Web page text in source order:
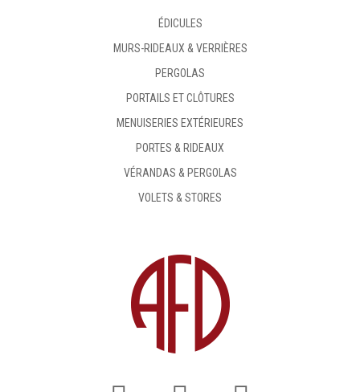
ÉDICULES
MURS-RIDEAUX & VERRIÈRES
PERGOLAS
PORTAILS ET CLÔTURES
MENUISERIES EXTÉRIEURES
PORTES & RIDEAUX
VÉRANDAS & PERGOLAS
VOLETS & STORES